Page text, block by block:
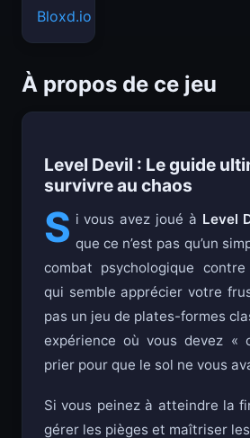
Bloxd.io
À propos de ce jeu
Level Devil : Le guide
survivre au chaos
S i vous avez joué à Level
que ce n’est pas qu’un
combat psychologique
qui semble apprécier votre
pas un jeu de plates-formes
expérience où vous devez «
prier pour que le sol ne vous
Si vous peinez à atteindre la
gérer les pièges et maîtriser